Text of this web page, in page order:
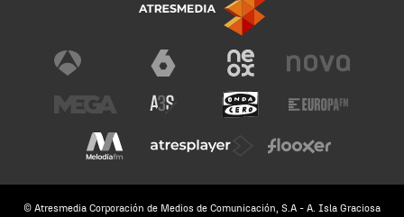
© Atresmedia Corporación de Medios de Comunicación, S.A - A. Isla Graciosa